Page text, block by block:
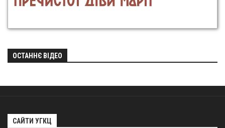
ОСТАННЄ ВІДЕО
САЙТИ УГКЦ